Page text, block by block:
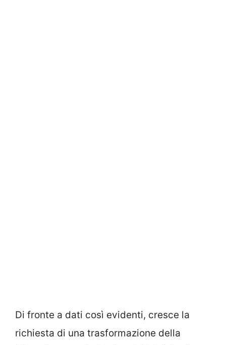
Di fronte a dati così evidenti, cresce la
richiesta di una trasformazione della